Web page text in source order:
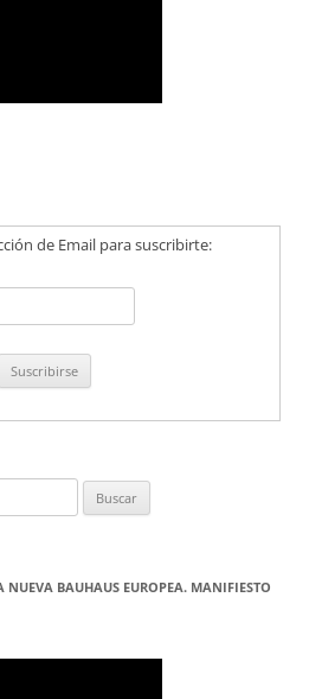
de Email para suscribirte:
NUEVA BAUHAUS EUROPEA. MANIFIESTO